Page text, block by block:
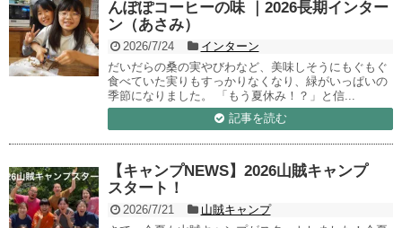
んぽぽコーヒーの味 ｜2026長期インター
ン（あさみ）
2026/7/24
インターン
だいだらの桑の実やびわなど、美味しそうにもぐもぐ
食べていた実りもすっかりなくなり、緑がいっぱいの
季節になりました。 「もう夏休み！？」と信...
記事を読む
【キャンプNEWS】2026山賊キャンプ
スタート！
2026/7/21
山賊キャンプ